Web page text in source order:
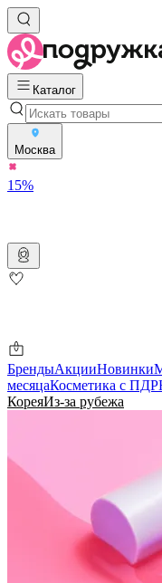
Каталог
Москва
15%
БрендыАкцииНовинки
месяцаКосметика с
КореяИз-за рубежа